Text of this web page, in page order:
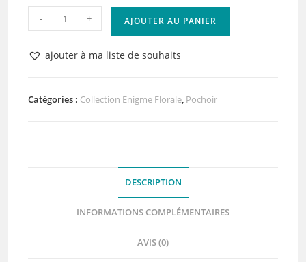
quantité
de
Pochoir
Enigme
- + AJOUTER AU PANIER
ajouter à ma liste de souhaits
Catégories : Collection Enigme Florale, Pochoir
DESCRIPTION
INFORMATIONS COMPLÉMENTAIRES
AVIS (0)